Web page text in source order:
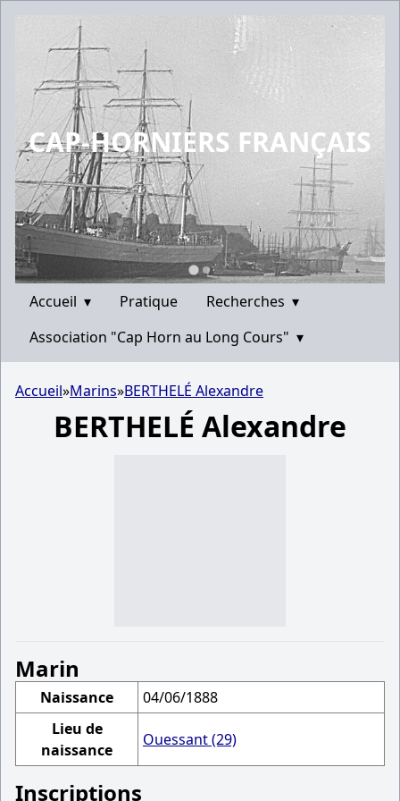
CAP-HORNIERS FRANÇAIS
Accueil ▾ Pratique Recherches ▾
Association "Cap Horn au Long Cours" ▾
Accueil»Marins»BERTHELÉ Alexandre
BERTHELÉ Alexandre
Marin
Naissance
04/06/1888
Lieu de
naissance
Ouessant (29)
Inscriptions